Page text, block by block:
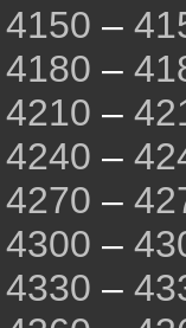
4150 –
4180 –
4210 –
4240 –
4270 –
4300 –
4330 –